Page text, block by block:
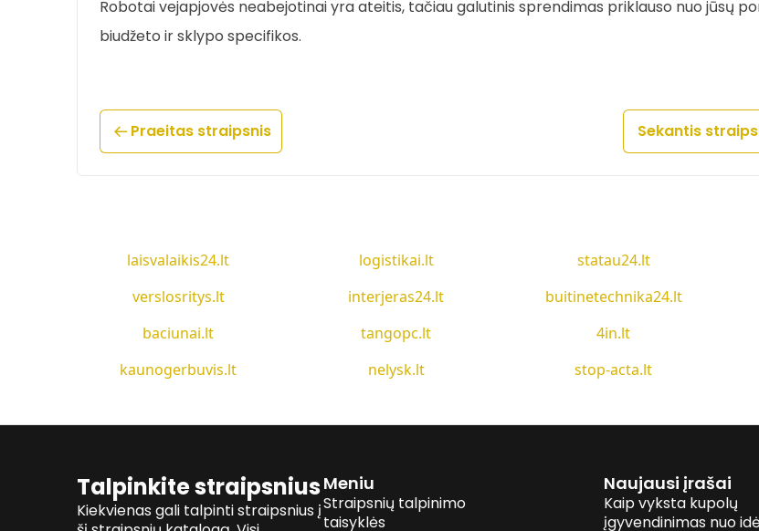
Robotai vejapjovės neabejotinai yra ateitis, tačiau galutinis sprendimas priklauso nuo jūsų
biudžeto ir sklypo specifikos.
Praeitas straipsnis Sekantis
laisvalaikis24.lt logistikai.lt statau24.lt
verslosritys.lt
interjeras24.lt buitinetechnika24.lt
baciunai.lt
tangopc.lt 4in.lt
kaunogerbuvis.lt
nelysk.lt stop-acta.lt
Talpinkite straipsnius
Kiekvienas gali talpinti straipsnius į
Meniu
Straipsnių talpinimo
taisyklės
Naujausi įrašai
Kaip vyksta kupolų
įgyvendinimas nuo